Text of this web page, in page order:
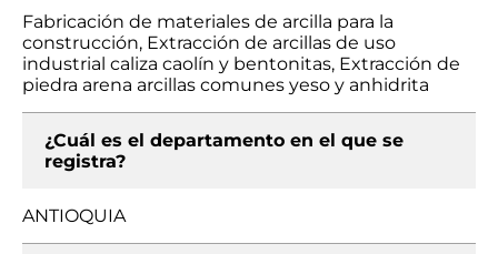
Fabricación de materiales de arcilla para la
construcción, Extracción de arcillas de uso
industrial caliza caolín y bentonitas, Extracción de
piedra arena arcillas comunes yeso y anhidrita
¿Cuál es el departamento en el que se
registra?
ANTIOQUIA